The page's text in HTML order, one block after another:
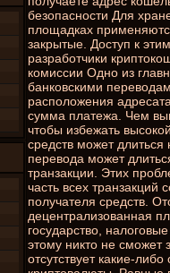
безопасности Для
площадках
закрытые. Доступ к
разработчики
комиссии Одно из
банковскими
расположения
сумма платежа. Чем
чтобы избежать
средств может длиться
перевода может
транзакции. Этих
часть всех
получателя средств.
децентрализованная
государство,
этому никто не сможет
отсутствует какие-